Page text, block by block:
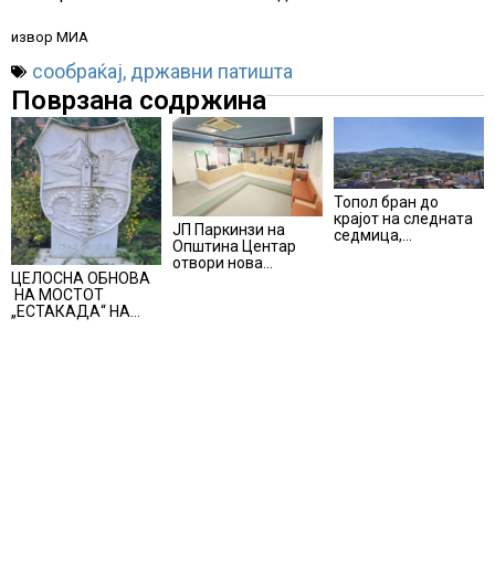
извор МИА
сообраќај, државни патишта
Поврзана содржина
ЦЕЛОСНА ОБНОВА
НА МОСТОТ
„ЕСТАКАДА“ НА
ЈП Паркинзи на
Општина Центар
отвори нова
Топол бран до
крајот на следната
седмица,